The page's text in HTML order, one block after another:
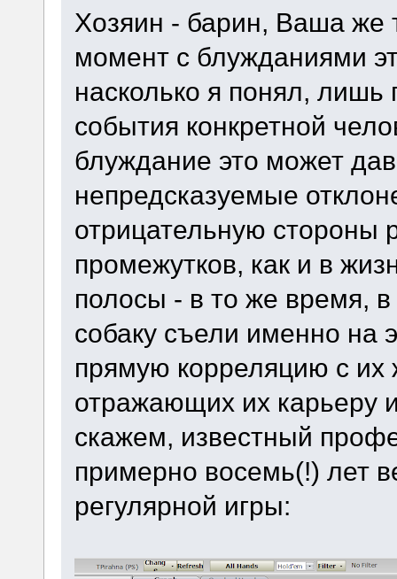
Хозяин - барин, Ваша же
момент с блужданиями
насколько я понял, лишь
события конкретной
блуждание это может
непредсказуемые
отрицательную стороны
промежутков, как и в
полосы - в то же время,
собаку съели именно на
прямую корреляцию с их
отражающих их карьеру
скажем, известный
примерно восемь(!) лет
регулярной игры: